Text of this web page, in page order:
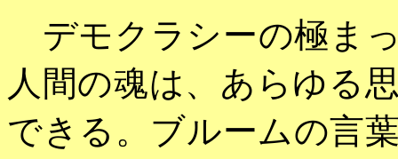
デモクラシーの極ま
人間の魂は、あらゆる
できる。ブルームの言